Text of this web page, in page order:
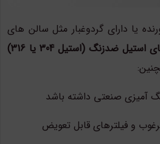
یا دارای گردوغبار مثل سالن های
ضدزنگ (استیل 304 یا 316)
آمیزی صنعتی داشته باشد
و فیلترهای قابل تعویض